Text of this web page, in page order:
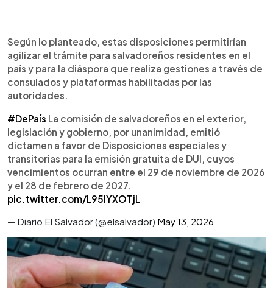
Según lo planteado, estas disposiciones permitirían
agilizar el trámite para salvadoreños residentes en el
país y para la diáspora que realiza gestiones a través de
consulados y plataformas habilitadas por las
autoridades.
#DePaís La comisión de salvadoreños en el exterior,
legislación y gobierno, por unanimidad, emitió
dictamen a favor de Disposiciones especiales y
transitorias para la emisión gratuita de DUI, cuyos
vencimientos ocurran entre el 29 de noviembre de 2026
y el 28 de febrero de 2027.
pic.twitter.com/L95lYXOTjL
— Diario El Salvador (@elsalvador) May 13, 2026